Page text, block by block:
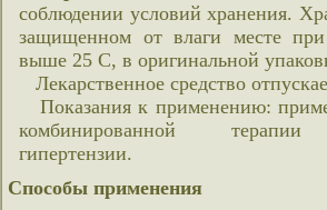
соблюдении условий хранения.
защищенном от влаги месте при
выше 25 С, в оригинальной
Лекарственное средство
Показания к применению:
комбинированной терапии
гипертензии.
Способы применения